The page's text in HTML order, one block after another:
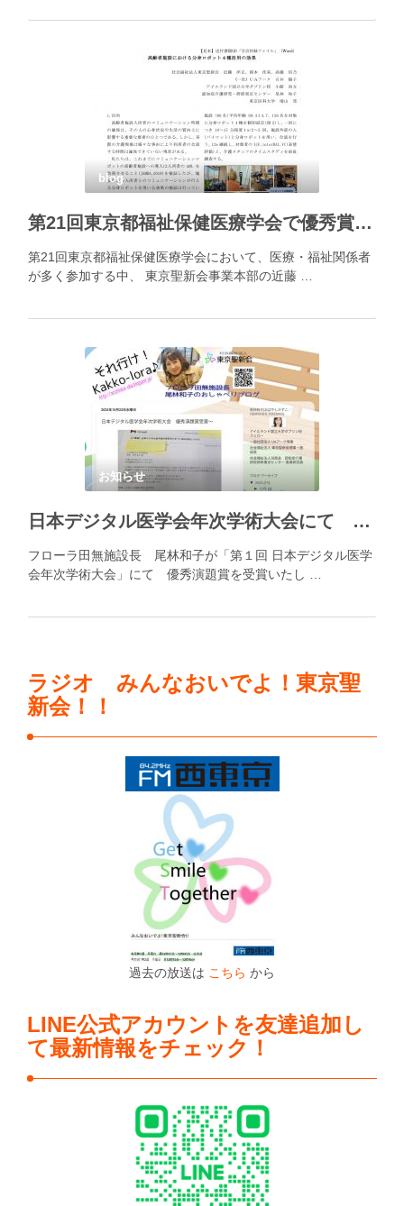
blog
第21回東京都福祉保健医療学会で優秀賞を受賞
第21回東京都福祉保健医療学会において、医療・福祉関係者
が多く参加する中、 東京聖新会事業本部の近藤 …
お知らせ
日本デジタル医学会年次学術大会にて 優秀演題賞を受賞
フローラ田無施設長 尾林和子が「第１回 日本デジタル医学
会年次学術大会」にて 優秀演題賞を受賞いたし …
ラジオ みんなおいでよ！東京聖
新会！！
過去の放送は こちら から
LINE公式アカウントを友達追加し
て最新情報をチェック！